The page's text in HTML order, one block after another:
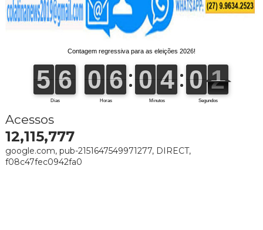
Acessos
12,115,777
google.com, pub-2151647549971277, DIRECT,
f08c47fec0942fa0